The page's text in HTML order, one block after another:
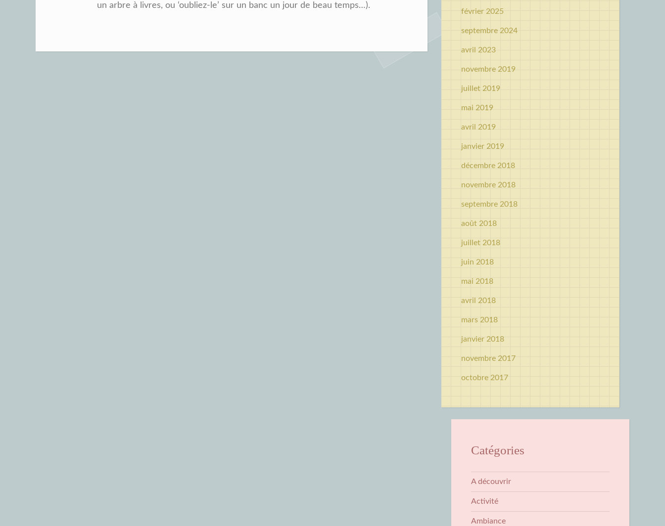
un arbre à livres, ou ‘oubliez-le’ sur un banc un jour de beau temps…).
février 2025
septembre 2024
avril 2023
novembre 2019
juillet 2019
mai 2019
avril 2019
janvier 2019
décembre 2018
novembre 2018
septembre 2018
août 2018
juillet 2018
juin 2018
mai 2018
avril 2018
mars 2018
janvier 2018
novembre 2017
octobre 2017
Catégories
A découvrir
Activité
Ambiance